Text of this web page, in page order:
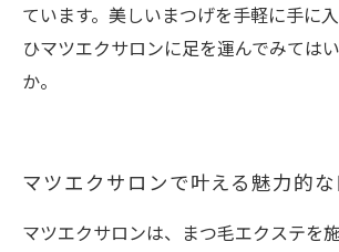
ています。美しいまつげを手軽に手に
ひマツエクサロンに足を運んでみては
か。
マツエクサロンで叶える魅力的
マツエクサロンは、まつ毛エクステを